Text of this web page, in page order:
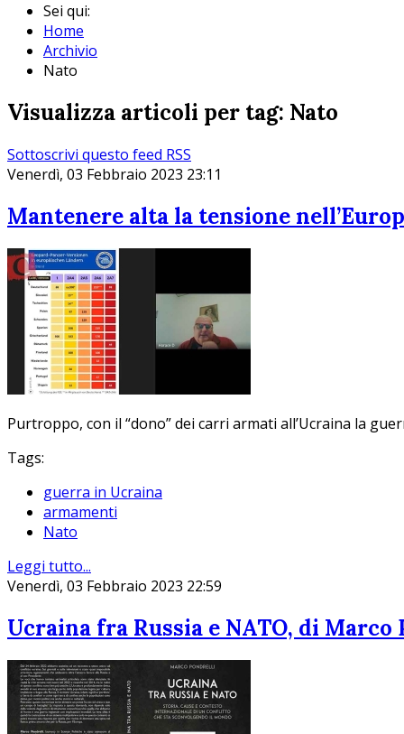
Sei qui:
Home
Archivio
Nato
Visualizza articoli per tag: Nato
Sottoscrivi questo feed RSS
Venerdì, 03 Febbraio 2023 23:11
Mantenere alta la tensione
Purtroppo, con il “dono” dei carri armati all’Ucraina la
Tags:
guerra in Ucraina
armamenti
Nato
Leggi tutto...
Venerdì, 03 Febbraio 2023 22:59
Ucraina fra Russia e NATO, di